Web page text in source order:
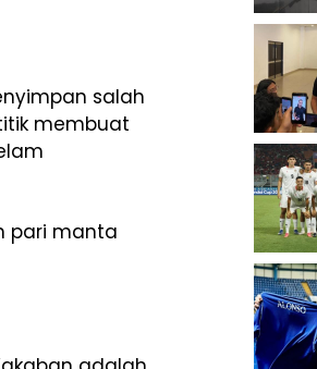
salah
membuat
pari manta